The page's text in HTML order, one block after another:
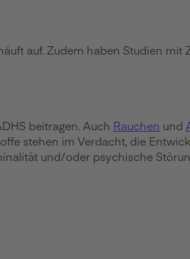
auf. Zudem haben Studien
beitragen. Auch Rauchen und
stehen im Verdacht, die
und/oder psychische